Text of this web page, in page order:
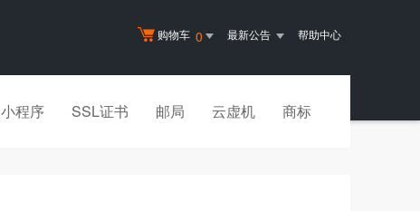
购物车 0 最新公告 帮助中心
小程序 SSL证书 邮局 云虚机 商标